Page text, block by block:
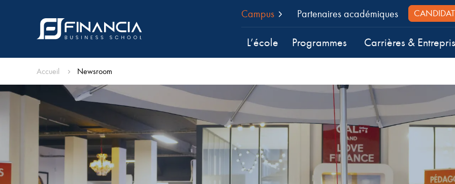
Campus Partenaires académiques
L’école Programmes Carrières &
Accueil Newsroom